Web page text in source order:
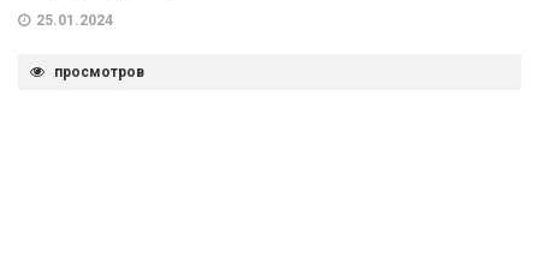
25.01.2024
просмотров